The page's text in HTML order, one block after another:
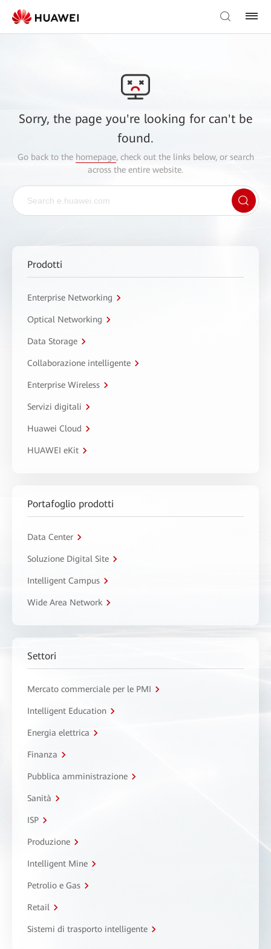
Sorry, the page you're looking for can't be
found.
Go back to the homepage, check out the links below, or search
across the entire website.
Prodotti
Enterprise Networking
Optical Networking
Data Storage
Collaborazione intelligente
Enterprise Wireless
Servizi digitali
Huawei Cloud
HUAWEI eKit
Portafoglio prodotti
Data Center
Soluzione Digital Site
Intelligent Campus
Wide Area Network
Settori
Mercato commerciale per le PMI
Intelligent Education
Energia elettrica
Finanza
Pubblica amministrazione
Sanità
ISP
Produzione
Intelligent Mine
Petrolio e Gas
Retail
Sistemi di trasporto intelligente